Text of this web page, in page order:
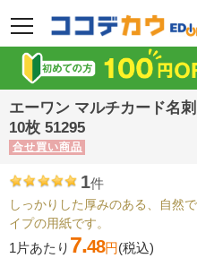
メニュー
エーワン マルチカード名
10枚 51295
合せ買い商品
1件
しっかりした厚みのある、自然
イプの用紙です。
1片あたり 7.48円(税込)